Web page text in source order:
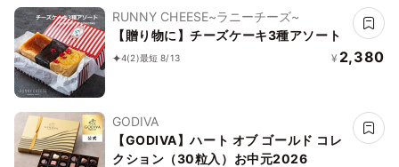
RUNNY CHEESE~ラニーチーズ~
【贈り物に】チーズケーキ3種アソート
4(2)最短 8/13 ¥ 2,380
GODIVA
【GODIVA】ハート オブ ゴールド コレ
クション（30粒入）お中元2026